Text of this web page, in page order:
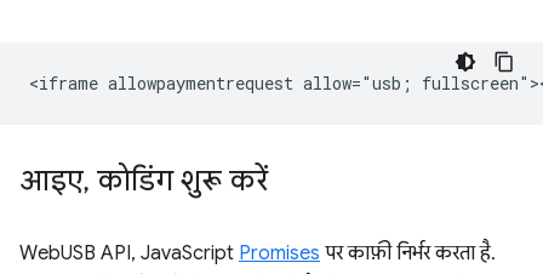
आइए, कोडिंग शुरू करें
WebUSB API, JavaScript Promises पर काफ़ी निर्भर करता है.